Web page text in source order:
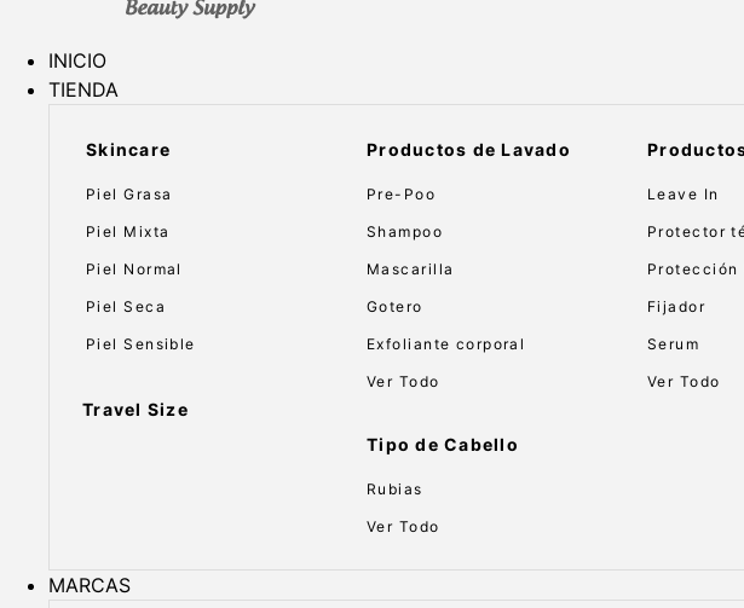
INICIO
TIENDA
Skincare
Piel Grasa
Piel Mixta
Piel Normal
Piel Seca
Piel Sensible
Travel Size
Productos de Lavado
Pre-Poo
Shampoo
Mascarilla
Gotero
Exfoliante corporal
Ver Todo
Tipo de Cabello
Rubias
Ver Todo
Leave In
Protector
Protección
Fijador
Serum
Ver Todo
MARCAS